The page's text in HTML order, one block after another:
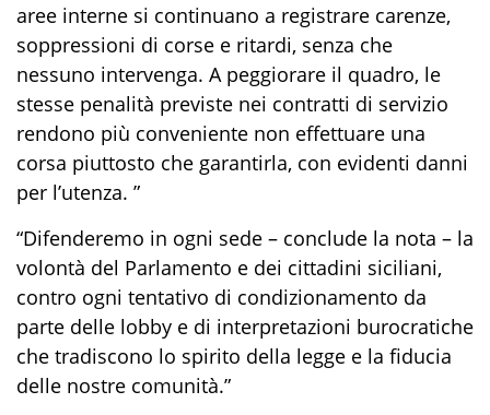
aree interne si continuano a registrare carenze,
soppressioni di corse e ritardi, senza che
nessuno intervenga. A peggiorare il quadro, le
stesse penalità previste nei contratti di servizio
rendono più conveniente non effettuare una
corsa piuttosto che garantirla, con evidenti danni
per l’utenza. ”
“Difenderemo in ogni sede – conclude la nota – la
volontà del Parlamento e dei cittadini siciliani,
contro ogni tentativo di condizionamento da
parte delle lobby e di interpretazioni burocratiche
che tradiscono lo spirito della legge e la fiducia
delle nostre comunità.”